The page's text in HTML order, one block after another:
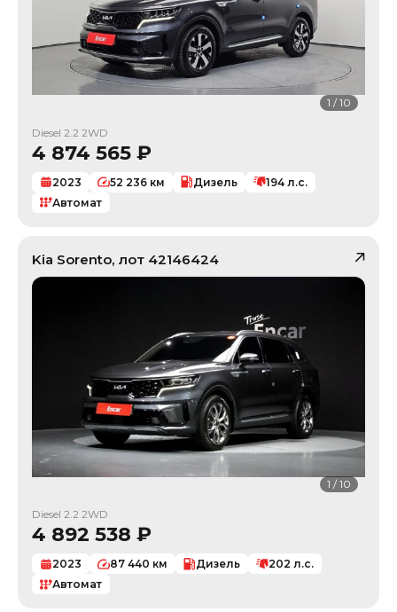
1 /10
Diesel 2.2 2WD
4 874 565 ₽
2023 52 236 км Дизель 194 л.с.
Автомат
Kia Sorento, лот 42146424
1 /10
Diesel 2.2 2WD
4 892 538 ₽
2023 87 440 км Дизель 202 л.с.
Автомат